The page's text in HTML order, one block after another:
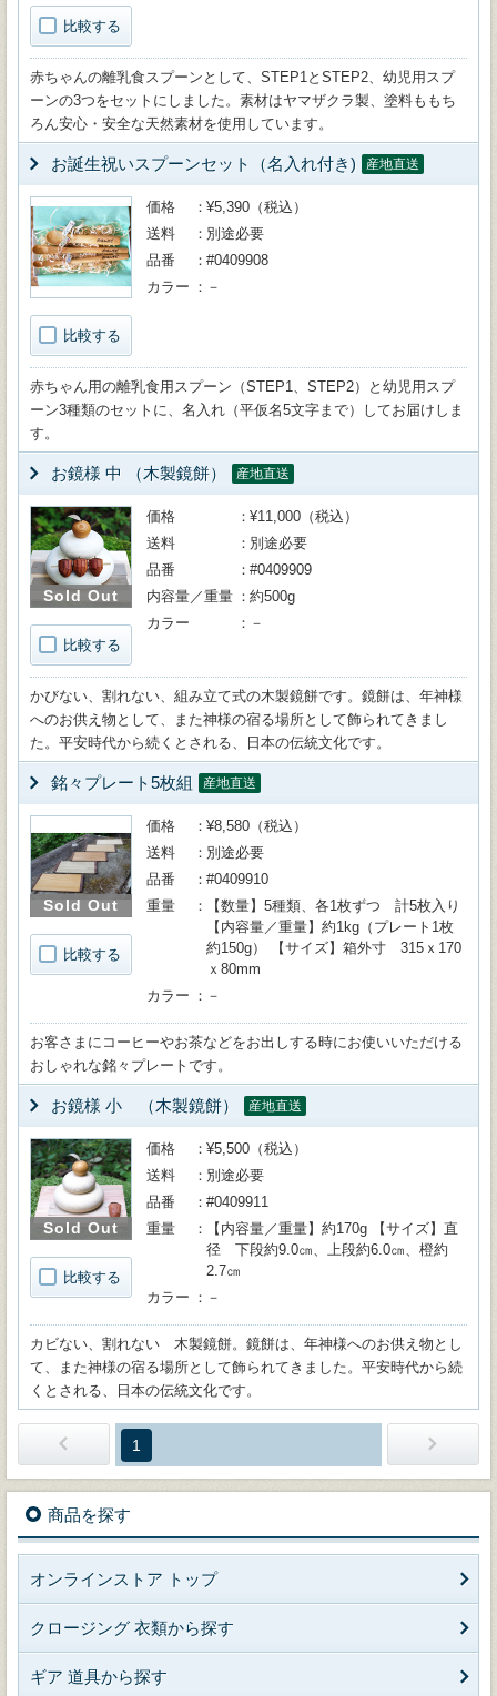
比較する
赤ちゃんの離乳食スプーンとして、STEP1とSTEP2、幼児用スプ
ーンの3つをセットにしました。素材はヤマザクラ製、塗料ももち
ろん安心・安全な天然素材を使用しています。
お誕生祝いスプーンセット（名入れ付き) 産地直送
比較する
価格
¥5,390（税込）
送料
別途必要
品番
#0409908
カラー
－
赤ちゃん用の離乳食用スプーン（STEP1、STEP2）と幼児用スプ
ーン3種類のセットに、名入れ（平仮名5文字まで）してお届けしま
す。
お鏡様 中 （木製鏡餅） 産地直送
Sold Out
比較する
価格
¥11,000（税込）
送料
別途必要
品番
#0409909
内容量／重量
約500g
カラー
－
かびない、割れない、組み立て式の木製鏡餅です。鏡餅は、年神様
へのお供え物として、また神様の宿る場所として飾られてきまし
た。平安時代から続くとされる、日本の伝統文化です。
銘々プレート5枚組 産地直送
Sold Out
比較する
価格
¥8,580（税込）
送料
別途必要
品番
#0409910
重量
【数量】5種類、各1枚ずつ 計5枚入り
【内容量／重量】約1kg（プレート1枚
約150g） 【サイズ】箱外寸 315ｘ170
ｘ80mm
カラー
－
お客さまにコーヒーやお茶などをお出しする時にお使いいただける
おしゃれな銘々プレートです。
お鏡様 小 （木製鏡餅） 産地直送
Sold Out
比較する
価格
¥5,500（税込）
送料
別途必要
品番
#0409911
重量
【内容量／重量】約170g 【サイズ】直
径 下段約9.0㎝、上段約6.0㎝、橙約
2.7㎝
カラー
－
カビない、割れない 木製鏡餅。鏡餅は、年神様へのお供え物とし
て、また神様の宿る場所として飾られてきました。平安時代から続
くとされる、日本の伝統文化です。
1
商品を探す
オンラインストア トップ
クロージング 衣類から探す
ギア 道具から探す